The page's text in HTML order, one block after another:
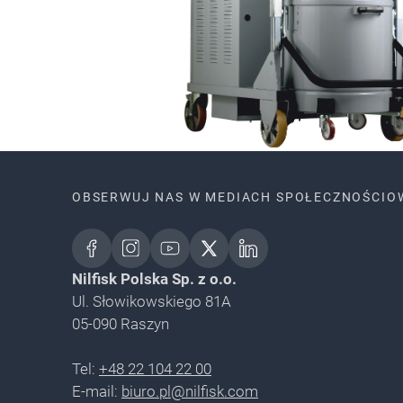
OBSERWUJ NAS W MEDIACH
Nilfisk Polska Sp. z o.o.
Ul. Słowikowskiego 81A
05-090 Raszyn
Tel: +48 22 104 22 00
E-mail: biuro.pl@nilfisk.com